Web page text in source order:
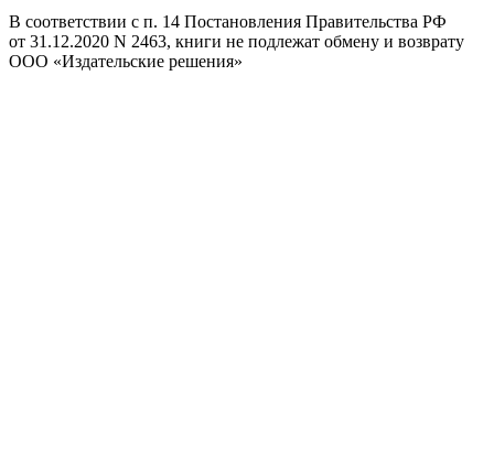
В соответствии с п. 14 Постановления Правительства РФ
от 31.12.2020 N 2463, книги не подлежат обмену и возврату
ООО «Издательские решения»